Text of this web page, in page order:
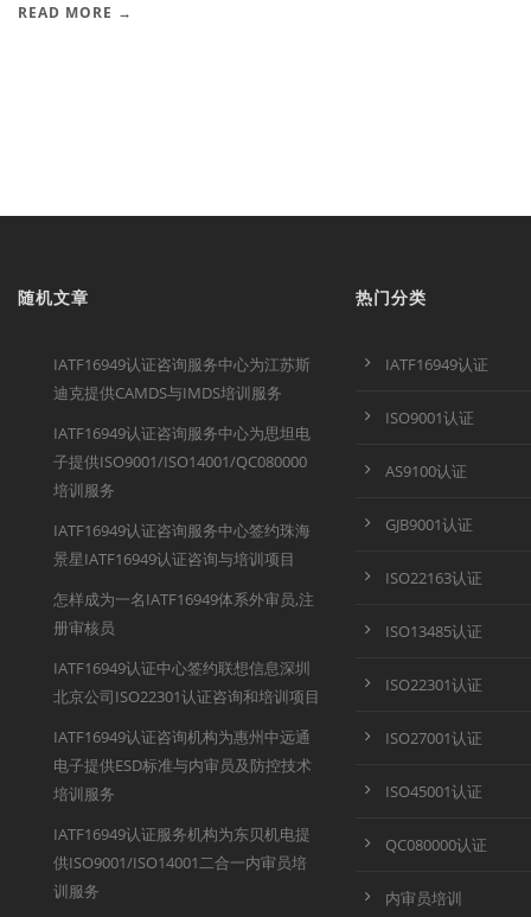
READ MORE →
随机文章
IATF16949认证咨询服务中心为江苏斯
迪克提供CAMDS与IMDS培训服务
IATF16949认证咨询服务中心为思坦电
子提供ISO9001/ISO14001/QC080000
培训服务
IATF16949认证咨询服务中心签约珠海
景星IATF16949认证咨询与培训项目
怎样成为一名IATF16949体系外审员,注
册审核员
IATF16949认证中心签约联想信息深圳
北京公司ISO22301认证咨询和培训项目
IATF16949认证咨询机构为惠州中远通
电子提供ESD标准与内审员及防控技术
培训服务
IATF16949认证服务机构为东贝机电提
供ISO9001/ISO14001二合一内审员培
训服务
热门分类
IATF16949认证
ISO9001认证
AS9100认证
GJB9001认证
ISO22163认证
ISO13485认证
ISO22301认证
ISO27001认证
ISO45001认证
QC080000认证
内审员培训